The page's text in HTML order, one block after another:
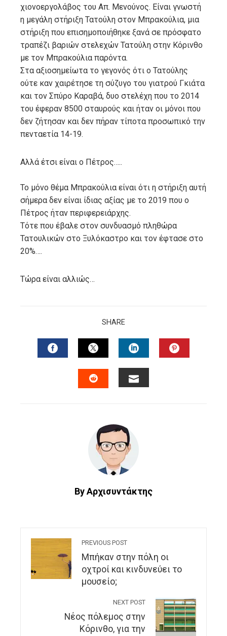
χιονοεργολάβος του Απ. Μενούνος. Είναι γνωστή
η μεγάλη στήριξη Τατούλη στον Μπρακούλια, μια
στήριξη που επισημοποιήθηκε ξανά σε πρόσφατο
τραπέζι βαριών στελεχών Τατούλη στην Κόρινθο
με τον Μπρακούλια παρόντα.
Στα αξιοσημείωτα το γεγονός ότι ο Τατούλης
ούτε καν χαιρέτησε τη σύζυγο του γιατρού Γκιάτα
και τον Σπύρο Καραβά, δυο στελέχη που το 2014
του έφεραν 8500 σταυρούς και ήταν οι μόνοι που
δεν ζήτησαν και δεν πήραν τίποτα προσωπικό την
πενταετία 14-19.
Αλλά έτσι είναι ο Πέτρος…..
Το μόνο θέμα Μπρακούλια είναι ότι η στήριξη αυτή
σήμερα δεν είναι ίδιας αξίας με το 2019 που ο
Πέτρος ήταν περιφερειάρχης.
Τότε που έβαλε στον συνδυασμό πληθώρα
Τατουλικών στο Ξυλόκαστρο και τον έφτασε στο
20%….
Τώρα είναι αλλιώς…
SHARE
FACEBOOKTWITTERLINKEDIN
By Αρχισυντάκτης
PREVIOUS POST
Μπήκαν στην πόλη οι
οχτροί και κινδυνεύει το
μουσείο;
NEXT POST
Νέος πόλεμος στην
Κόρινθο, για την